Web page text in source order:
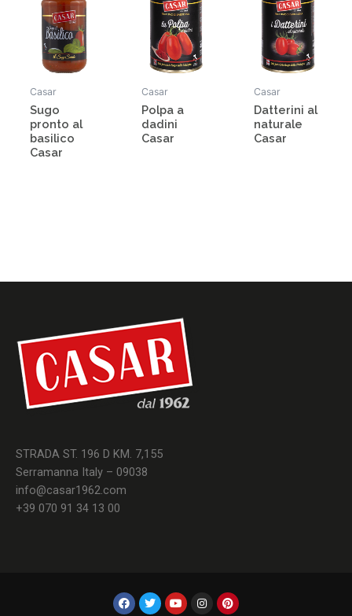
Casar
Sugo
pronto al
basilico
Casar
Casar
Polpa a
dadini
Casar
Casar
Datterini al
naturale
Casar
STRADA ST. 196 D KM. 7,155
Serramanna Italy – 09038
info@casar1962.com
+39 070 91 34 13 00